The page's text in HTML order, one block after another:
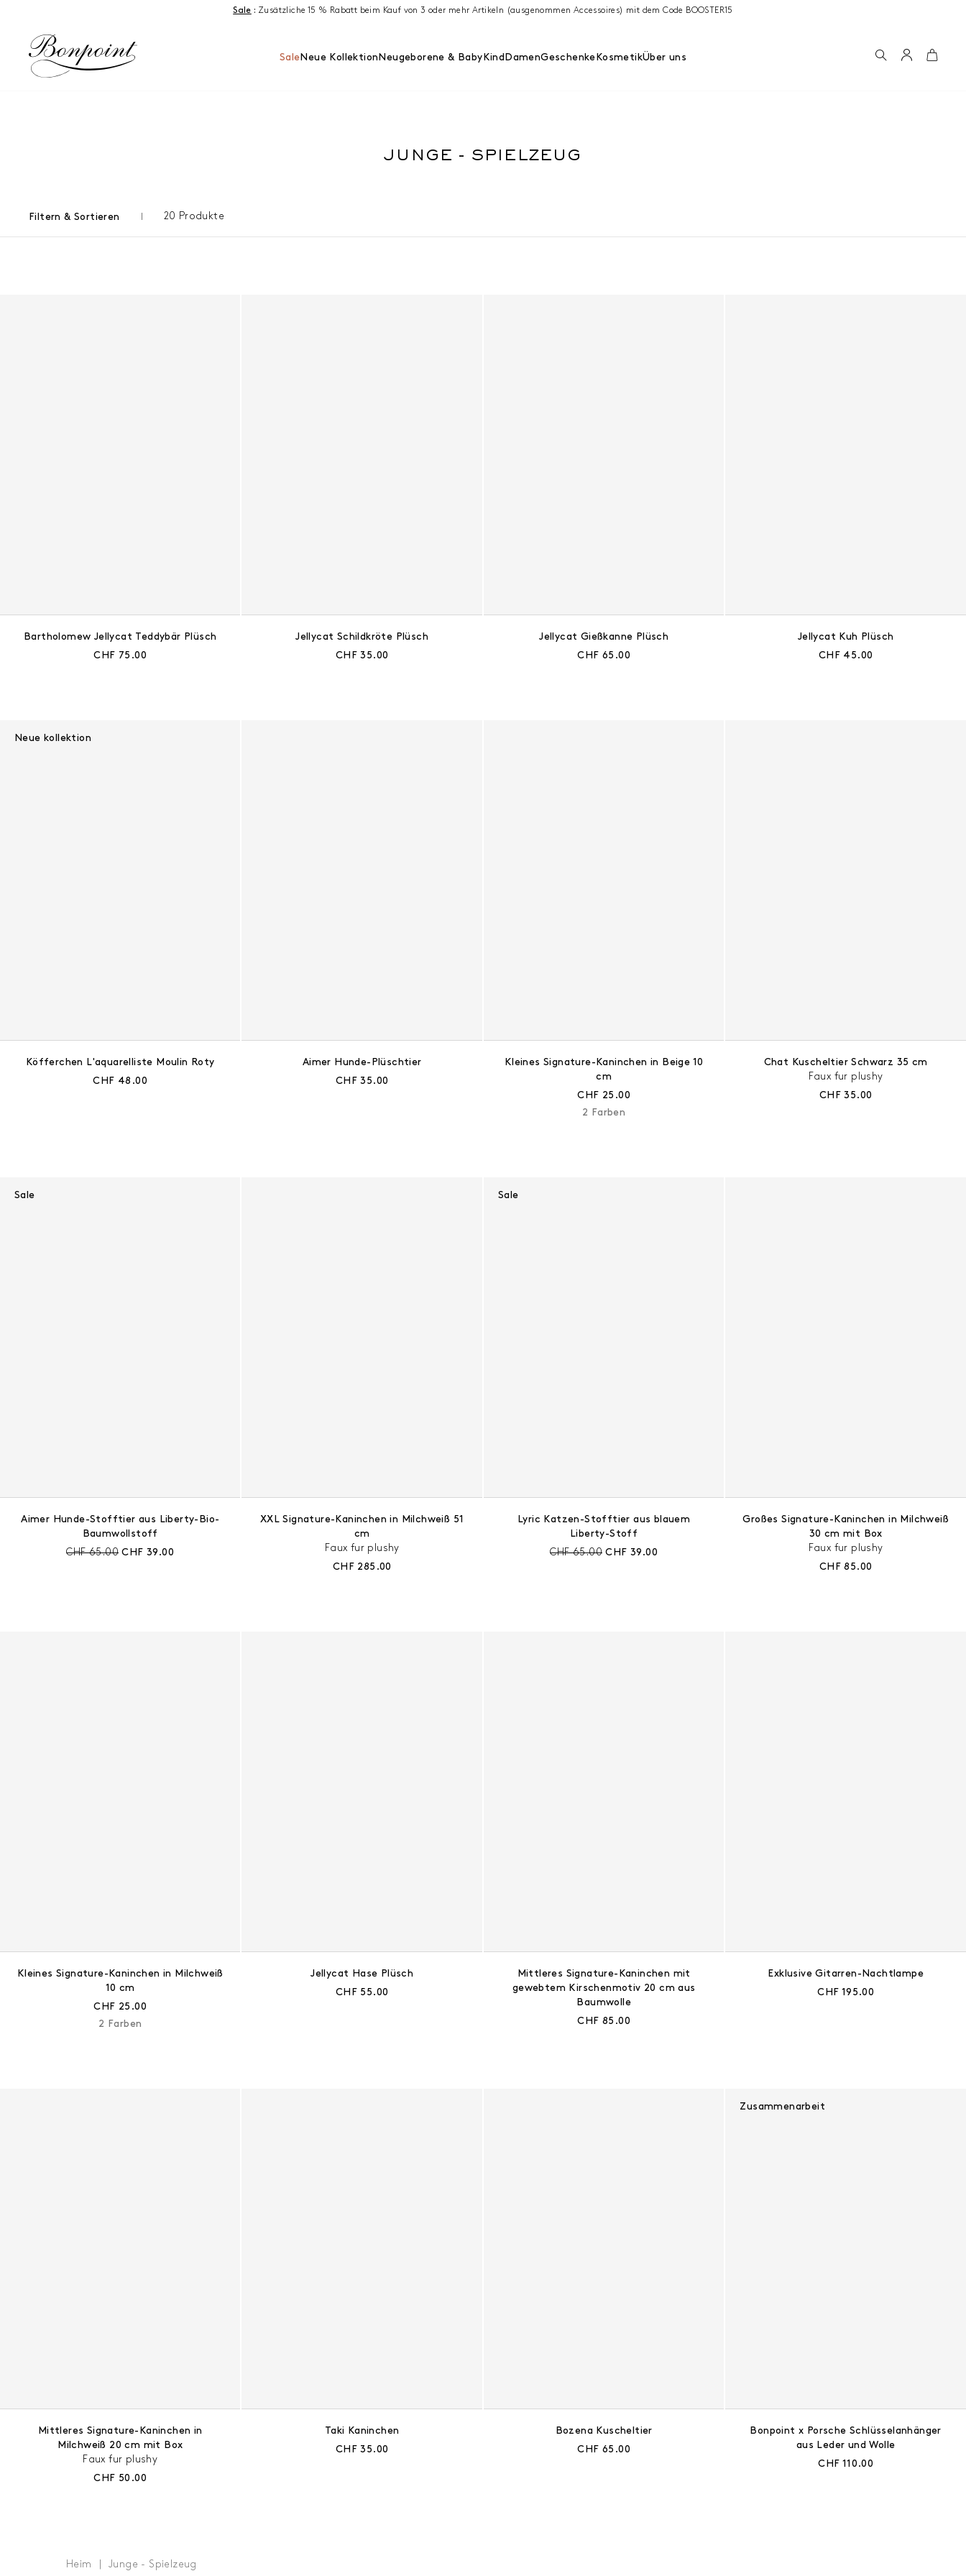
Sale : Zusätzliche 15 % Rabatt beim Kauf von 3 oder mehr Artikeln (ausgenommen Accessoires) mit dem Code BOOSTER15
Sale Neue Kollektion Neugeborene & Baby Kind DamenGeschenke KosmetikÜber uns SuchenKonto
JUNGE - SPIELZEUG
Filtern & Sortieren 20 Produkte
Bartholomew Jellycat Teddybär Plüsch
Aktueller Preis:
CHF 75.00
Jellycat Schildkröte Plüsch
Aktueller Preis:
CHF 35.00
Jellycat Gießkanne Plüsch
Aktueller Preis:
CHF 65.00
Jellycat Kuh Plüsch
Aktueller Preis:
CHF 45.00
Neue kollektion
Köfferchen L'aquarelliste Moulin Roty
Aktueller Preis:
CHF 48.00
Aimer Hunde-Plüschtier
Aktueller Preis:
CHF 35.00
Kleines Signature-Kaninchen in Beige 10
cm
Aktueller Preis:
CHF 25.00
2 Farben
Chat Kuscheltier Schwarz 35 cm
Faux fur plushy
Aktueller Preis:
CHF 35.00
Sale
Aimer Hunde-Stofftier aus Liberty-Bio-
Baumwollstoff
Preis vor Rabatt:
CHF 65.00 Aktueller Preis:
CHF 39.00
XXL Signature-Kaninchen in Milchweiß 51
cm
Faux fur plushy
Aktueller Preis:
CHF 285.00
Sale
Lyric Katzen-Stofftier aus blauem
Liberty-Stoff
Preis vor Rabatt:
CHF 65.00 Aktueller Preis:
CHF 39.00
Großes Signature-Kaninchen in Milchweiß
30 cm mit Box
Faux fur plushy
Aktueller Preis:
CHF 85.00
Kleines Signature-Kaninchen in Milchweiß
10 cm
Aktueller Preis:
CHF 25.00
2 Farben
Jellycat Hase Plüsch
Aktueller Preis:
CHF 55.00
Mittleres Signature-Kaninchen mit
gewebtem Kirschenmotiv 20 cm aus
Baumwolle
Aktueller Preis:
CHF 85.00
Exklusive Gitarren-Nachtlampe
Aktueller Preis:
CHF 195.00
Mittleres Signature-Kaninchen in
Milchweiß 20 cm mit Box
Faux fur plushy
Aktueller Preis:
CHF 50.00
Taki Kaninchen
Aktueller Preis:
CHF 35.00
Bozena Kuscheltier
Aktueller Preis:
CHF 65.00
Zusammenarbeit
Bonpoint x Porsche Schlüsselanhänger
aus Leder und Wolle
Aktueller Preis:
CHF 110.00
Heim Junge - Spielzeug